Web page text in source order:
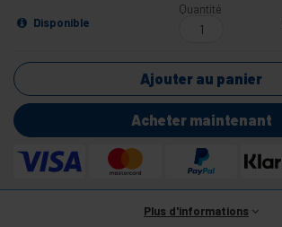
Disponible
Quantité
Ajouter au panier
Acheter maintenant
Plus d'informations